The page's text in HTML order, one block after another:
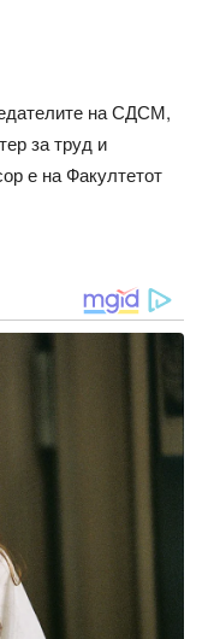
на СДСМ,
за труд и
е на Факултетот